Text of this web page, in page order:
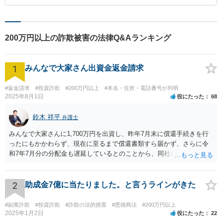
200万円以上の詐欺被害の法律Q&Aランキング
1 みんなで大家さん出資金返金請求
#返金請求 #投資詐欺 #200万円以上 #本名・住所・電話番号が判明
2025年8月1日 役にたった 68
鈴木 祥平 弁護士
みんなで大家さんに1,700万円を出資し、昨年7月末に償還手続きを行
ったにもかかわらず、現在に至るまで償還書類すら届かず、さらに令
和7年7月分の分配金も遅延しているとのことから、同社の資金繰りは
のような状況では、放置すれば債権回収が困難となるおそれがあり、
弁護士を入れて早期に対応する必要があります。 本件は、明らかに弁
護士を入れて対応すべき事案です。内容証明郵便により返還請求の意
思表示を行い、応答がなければ訴訟提起や仮差押え等の法的措置をと
るべきです。相手方であるみんなで大家さんは、令和5年6月に金融庁
2 助成金7億に当たりました。と言うラインがきた
#副業詐欺 #投資詐欺 #詐欺の法的措置 #悪徳商法 #200万円以上
2025年1月2日 役にたった 22